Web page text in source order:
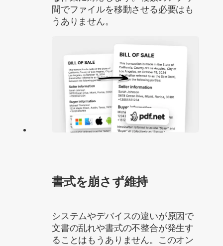
間でファイルを移動させる必要はも
うありません。
書式を崩さず維持
システムやデバイスの違いが原因で
文書の乱れや書式の不整合が発生す
ることはもうありません。このオン